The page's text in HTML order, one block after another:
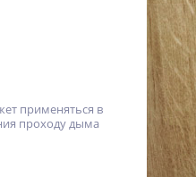
применяться в
проходу дыма